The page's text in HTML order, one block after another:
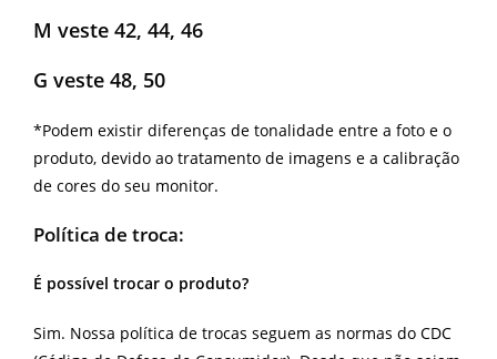
M veste 42, 44, 46
G veste 48, 50
*Podem existir diferenças de tonalidade entre a foto e o
produto, devido ao tratamento de imagens e a calibração
de cores do seu monitor.
Política de troca:
É possível trocar o produto?
Sim. Nossa política de trocas seguem as normas do CDC